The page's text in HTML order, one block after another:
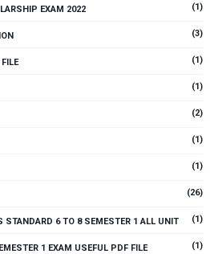
EXAM 2022 (1)
(3)
(1)
(1)
(2)
(1)
(1)
(26)
STANDARD 6 TO 8 SEMESTER 1 ALL UNIT (1)
1 EXAM USEFUL PDF FILE (1)